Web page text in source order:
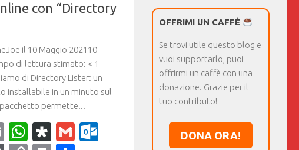
con “Directory
il 10 Maggio 202110
di lettura stimato: < 1
di Directory Lister: un
installabile in un minuto sul
permette...
EmailWhatsApp
Diaspora
GmailOutlook.com
OFFRIMI UN CAFFÈ
Se trovi utile questo blog e
vuoi supportarlo, puoi
offrirmi un caffè con una
donazione. Grazie per il
tuo contributo!
DONA ORA!